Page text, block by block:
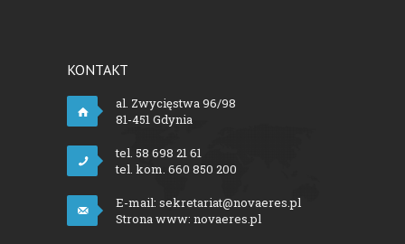
KONTAKT
al. Zwycięstwa 96/98
81-451 Gdynia
tel. 58 698 21 61
tel. kom. 660 850 200
E-mail: sekretariat@novaeres.pl
Strona www: novaeres.pl